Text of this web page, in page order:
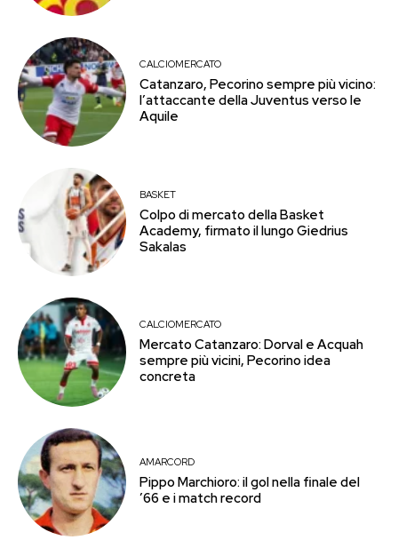
CALCIOMERCATO
Catanzaro, Pecorino sempre più vicino:
l’attaccante della Juventus verso le
Aquile
BASKET
Colpo di mercato della Basket
Academy, firmato il lungo Giedrius
Sakalas
CALCIOMERCATO
Mercato Catanzaro: Dorval e Acquah
sempre più vicini, Pecorino idea
concreta
AMARCORD
Pippo Marchioro: il gol nella finale del
’66 e i match record